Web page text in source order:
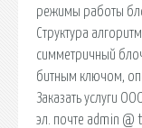
режимы работы
Структура
симметричный
битным ключом,
Заказать услуги
эл. почте admin